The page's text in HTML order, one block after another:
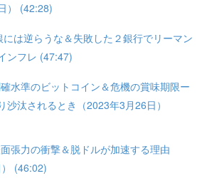
） (42:28)
には逆らうな＆失敗した２銀行でリーマン
ンフレ (47:47)
水準のビットコイン＆危機の賞味期限ー
沙汰されるとき（2023年3月26日）
張力の衝撃＆脱ドルが加速する理由
） (46:02)